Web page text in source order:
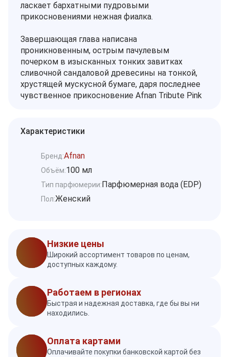
ласкает бархатными пудровыми
прикосновениями нежная фиалка.
Завершающая глава написана
проникновенным, острым пачулевым
почерком в изысканных тонких завитках
сливочной сандаловой древесины на тонкой,
хрустящей мускусной бумаге, даря последнее
чувственное прикосновение Afnan Tribute Pink
Характеристики
Бренд:Afnan
Объём:100 мл
Тип парфюмерии: Парфюмерная вода (EDP)
Пол:Женский
Низкие цены
Широкий ассортимент товаров по ценам,
доступных каждому.
Работаем в регионах
Быстрая и надежная доставка, где бы вы ни
находились.
Оплата картами
Оплачивайте покупки банковской картой без